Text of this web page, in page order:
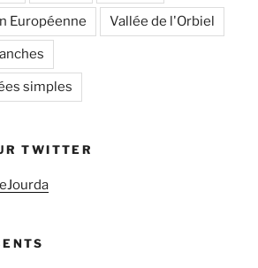
Européenne Vallée de l'Orbiel
simples
TWITTER